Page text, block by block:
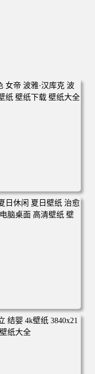
波雅·汉库克 波雅汉库
载 壁纸大全
闲 夏日壁纸 治愈系 童
高清壁纸 壁纸下载 壁